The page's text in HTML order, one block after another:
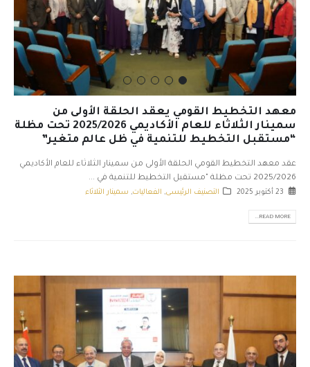
معهد التخطيط القومي يعقد الحلقة الأولى من
سمينار الثلاثاء للعام الأكاديمي 2025/2026 تحت مظلة
“مستقبل التخطيط للتنمية في ظل عالم متغير”
عقد معهد التخطيط القومي الحلقة الأولى من سمينار الثلاثاء للعام الأكاديمي
2025/2026 تحت مظلة "مستقبل التخطيط للتنمية في ...
23 أكتوبر 2025 التصنيف الرئيسى, الفعاليات, سمينار الثلاثاء
READ MORE...